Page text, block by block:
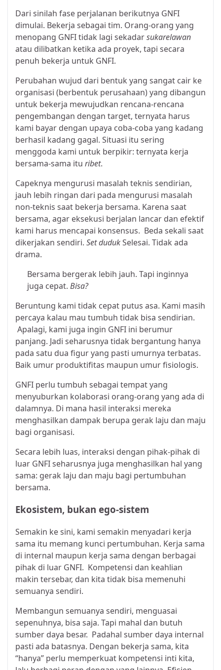
Dari sinilah fase perjalanan berikutnya GNFI
dimulai. Bekerja sebagai tim. Orang-orang yang
menopang GNFI tidak lagi sekadarsukarelawan
atau dilibatkan ketika ada proyek, tapi secara
penuh bekerja untuk GNFI.
Perubahan wujud dari bentuk yang sangat cair ke
organisasi (berbentuk perusahaan) yang dibangun
untuk bekerja mewujudkan rencana-rencana
pengembangan dengan target, ternyata harus
kami bayar dengan upaya coba-coba yang kadang
berhasil kadang gagal. Situasi itu sering
menggoda kami untuk berpikir: ternyata kerja
bersama-sama itu ribet.
Capeknya mengurusi masalah teknis sendirian,
jauh lebih ringan dari pada mengurusi masalah
non-teknis saat bekerja bersama. Karena saat
bersama, agar eksekusi berjalan lancar dan efektif
kami harus mencapai konsensus. Beda sekali saat
dikerjakan sendiri. Set dudukSelesai. Tidak ada
drama.
Bersama bergerak lebih jauh. Tapi inginnya
juga cepat. Bisa?
Beruntung kami tidak cepat putus asa. Kami masih
percaya kalau mau tumbuh tidak bisa sendirian.
Apalagi, kami juga ingin GNFI ini berumur
panjang. Jadi seharusnya tidak bergantung hanya
pada satu dua figur yang pasti umurnya terbatas.
Baik umur produktifitas maupun umur fisiologis.
GNFI perlu tumbuh sebagai tempat yang
menyuburkan kolaborasi orang-orang yang ada di
dalamnya. Di mana hasil interaksi mereka
menghasilkan dampak berupa gerak laju dan maju
bagi organisasi.
Secara lebih luas, interaksi dengan pihak-pihak di
luar GNFI seharusnya juga menghasilkan hal yang
sama: gerak laju dan maju bagi pertumbuhan
bersama.
Ekosistem, bukan ego-sistem
Semakin ke sini, kami semakin menyadari kerja
sama itu memang kunci pertumbuhan. Kerja sama
di internal maupun kerja sama dengan berbagai
pihak di luar GNFI. Kompetensi dan keahlian
makin tersebar, dan kita tidak bisa memenuhi
semuanya sendiri.
Membangun semuanya sendiri, menguasai
sepenuhnya, bisa saja. Tapi mahal dan butuh
sumber daya besar. Padahal sumber daya internal
pasti ada batasnya. Dengan bekerja sama, kita
“hanya” perlu memperkuat kompetensi inti kita,